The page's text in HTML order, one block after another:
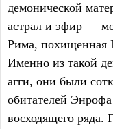
демонической
астрал и эфир —
Рима, похищенная
Именно из такой
агги, они были
обитателей
восходящего ряда.